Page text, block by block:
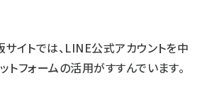
イトでは、LINE公式アカウントを中
フォームの活用がすすんでいます。